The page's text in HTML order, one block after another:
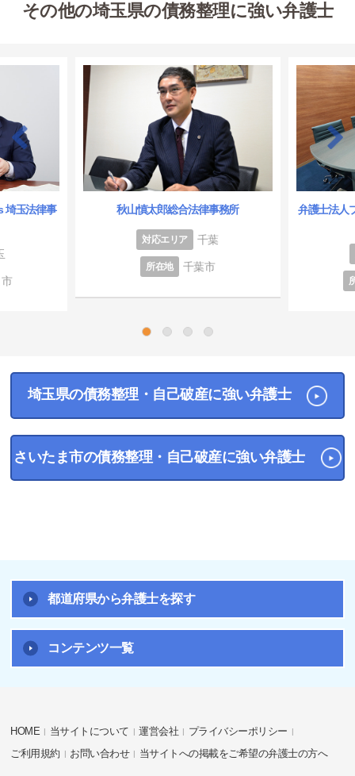
その他の埼玉県の債務整理に強い弁護士
埼玉法律事 秋山慎太郎総合法律事務所
対応エリア 千葉
所在地 千葉市
弁護士法人
埼玉県の債務整理・自己破産に強い弁護士
さいたま市の債務整理・自己破産に強い弁護士
都道府県から弁護士を探す
コンテンツ一覧
HOME 当サイトについて 運営会社
プライバシーポリシー
ご利用規約
お問い合わせ 当サイトへの掲載をご希望の弁護士の方へ